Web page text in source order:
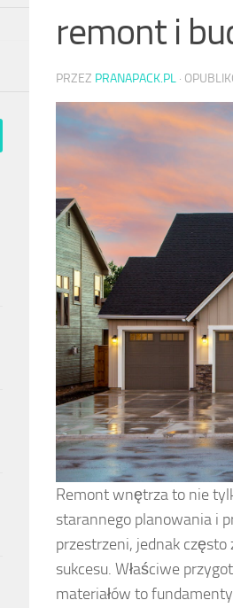
remont i
PRZEZ PRANAPACK.PL ·
Remont wnętrza to nie
starannego planowania i
przestrzeni, jednak
sukcesu. Właściwe
materiałów to